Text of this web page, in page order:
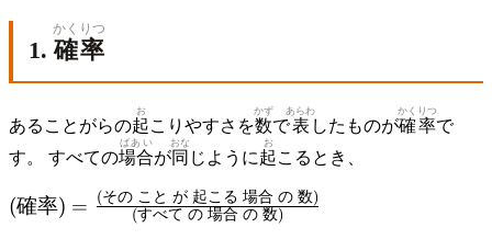
1.確率
かくりつ
あることがらの起
お
こりやすさを数
かず
で表
あらわ
したものが確率
かくりつ
で
す。 すべての場合
ばあい
が同
おな
じように起
お
こるとき、
(確率) =
(確率) = (すべて の 場合 の 数)
(その こと が 起こる 場合 の 数)